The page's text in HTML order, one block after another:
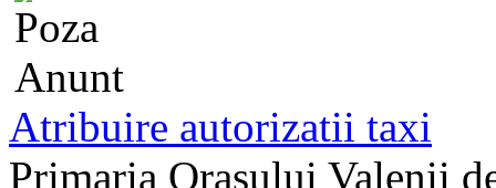
Atribuire autorizatii taxi
Primaria Orasului Valenii